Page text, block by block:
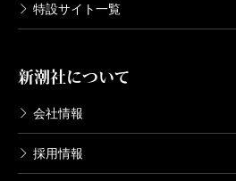
特設サイト一覧
新潮社について
会社情報
採用情報